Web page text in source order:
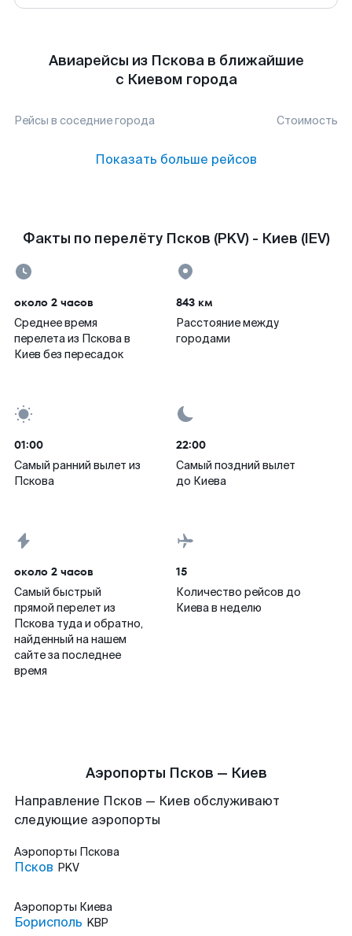
Авиарейсы из Пскова в ближайшие
с Киевом города
Рейсы в соседние города Стоимость
Показать больше рейсов
Факты по перелёту Псков (PKV) - Киев (IEV)
около 2 часов
Среднее время
перелета из Пскова в
Киев без пересадок
843 км
Расстояние между
городами
01:00
Самый ранний вылет из
Пскова
22:00
Самый поздний вылет
до Киева
около 2 часов
Самый быстрый
прямой перелет из
Пскова туда и обратно,
найденный на нашем
сайте за последнее
время
15
Количество рейсов до
Киева в неделю
Аэропорты Псков — Киев
Направление Псков — Киев обслуживают
следующие аэропорты
Аэропорты Пскова
Псков PKV
Аэропорты Киева
Борисполь KBP